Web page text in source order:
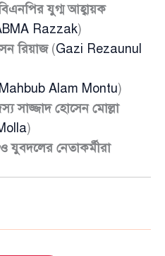
যুগ্ম আহ্বায়ক
Razzak)
রিয়াজ(Gazi Rezaunul
Mahbub Alam Montu)
সাজ্জাদ হোসেন মোল্লা
)
যুবদলের নেতাকর্মীরা